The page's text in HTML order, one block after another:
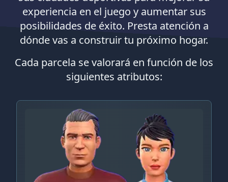
experiencia en el juego y aumentar sus
posibilidades de éxito. Presta atención a
dónde vas a construir tu próximo hogar.
Cada parcela se valorará en función de los
siguientes atributos: